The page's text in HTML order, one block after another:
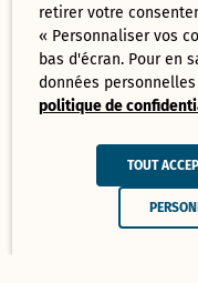
retirer votre
« Personnaliser vos
bas d'écran. Pour en
données
politique de
TOUT